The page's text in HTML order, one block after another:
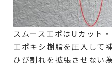
スムースエポはUカット
エポキシ樹脂を圧入して
ひび割れを拡張させない